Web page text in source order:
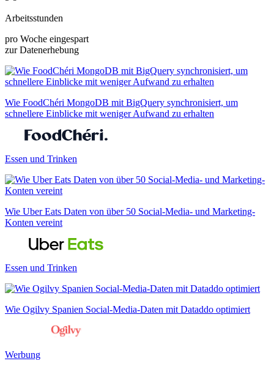
Arbeitsstunden
pro Woche eingespart
zur Datenerhebung
Wie FoodChéri MongoDB mit BigQuery synchronisiert, um
schnellere Einblicke mit weniger Aufwand zu erhalten
Essen und Trinken
Wie Uber Eats Daten von über 50 Social-Media- und Marketing-
Konten vereint
Essen und Trinken
Wie Ogilvy Spanien Social-Media-Daten mit Dataddo optimiert
Werbung